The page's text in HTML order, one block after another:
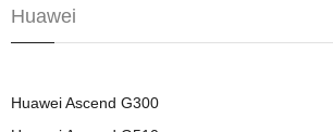
Huawei
Huawei Ascend G300